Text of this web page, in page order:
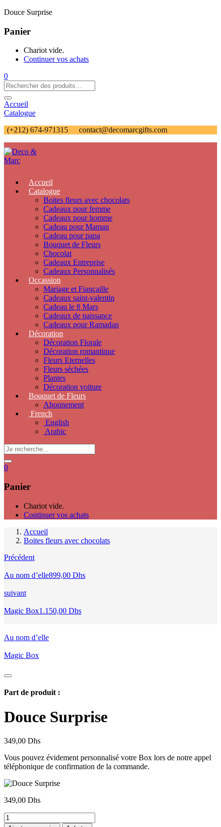
Douce Surprise
Panier
Chariot vide.
Continuer vos achats
0
Accueil
Catalogue
(+212) 674-971315
contact@decomarcgifts.com
Accueil
Catalogue
Boites fleurs avec chocolats
Cadeaux pour femme
Cadeaux pour homme
Cadeau pour Maman
Cadeau pour papa
Bouquet de Fleurs
Chocolat
Cadeaux Entreprise
Cadeaux Personnalisés
Occassion
Mariage et Fiançaille
Cadeaux saint-valentin
Cadeau le 8 Mars
Cadeaux de naissance
Cadeaux pour Ramadan
Décoration
Décoration Florale
Décoration romantique
Fleurs Eternelles
Fleurs séchées
Plantes
Décoration voiture
Bouquet de Fleurs
Abonnement
French
English
Arabic
0
Panier
Chariot vide.
Continuer vos achats
Accueil
Boites fleurs avec chocolats
Précédent
Au nom d’elle899,00 Dhs
suivant
Magic Box1.150,00 Dhs
Au nom d’elle
Magic Box
Part de produit :
Douce Surprise
349,00 Dhs
Vous pouvez évidement personnalisé votre Box lors de notre appel
téléphonique de confirmation de la commande.
349,00 Dhs
quantité
de